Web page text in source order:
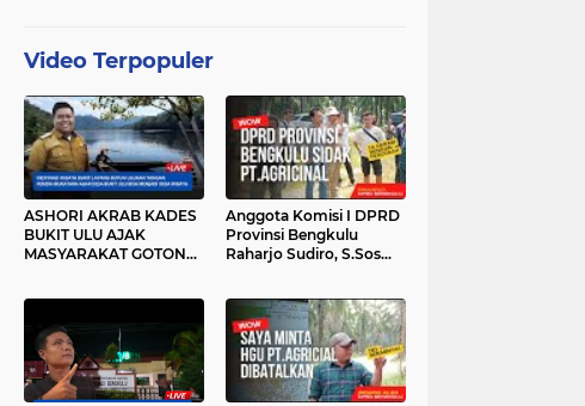
Video Terpopuler
ASHORI AKRAB KADES
BUKIT ULU AJAK
MASYARAKAT GOTONG
Anggota Komisi I DPRD
Provinsi Bengkulu
Raharjo Sudiro, S.Sos